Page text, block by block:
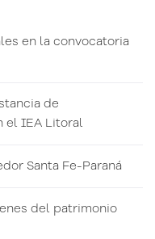
en la convocatoria
de
el IEA Litoral
Santa Fe-Paraná
del patrimonio